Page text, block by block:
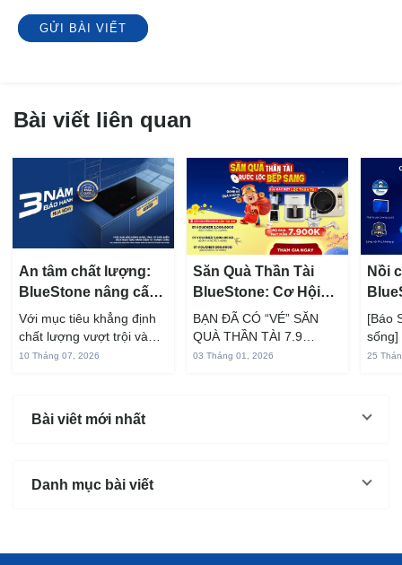
GỬI BÀI VIẾT
Bài viết liên quan
An tâm chất lượng:
BlueStone nâng cấp
bảo hành bếp từ âm
lên đến 3 năm
Với mục tiêu khẳng định
chất lượng vượt trội và
không ngừng nâng cao
cấp BlueStone chính thức
10 Tháng 07, 2026
Săn Quà Thần Tài
BlueStone: Cơ Hội
Trúng Bộ Bếp 7.9
Triệu (0 Đồng)
BẠN ĐÃ CÓ “VÉ” SĂN
QUÀ THẦN TÀI 7.9
TRIỆU & VOUCHER
03 Tháng 01, 2026
Nồi
trọn
[Báo
sống]
thành
25
Bài viêt mới nhất
Danh mục bài viết